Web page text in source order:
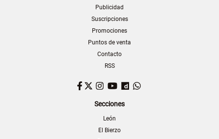
Publicidad
Suscripciones
Promociones
Puntos de venta
Contacto
RSS
Facebook
TwitterInstagram
YouTubeDailymotion
Secciones
León
El Bierzo